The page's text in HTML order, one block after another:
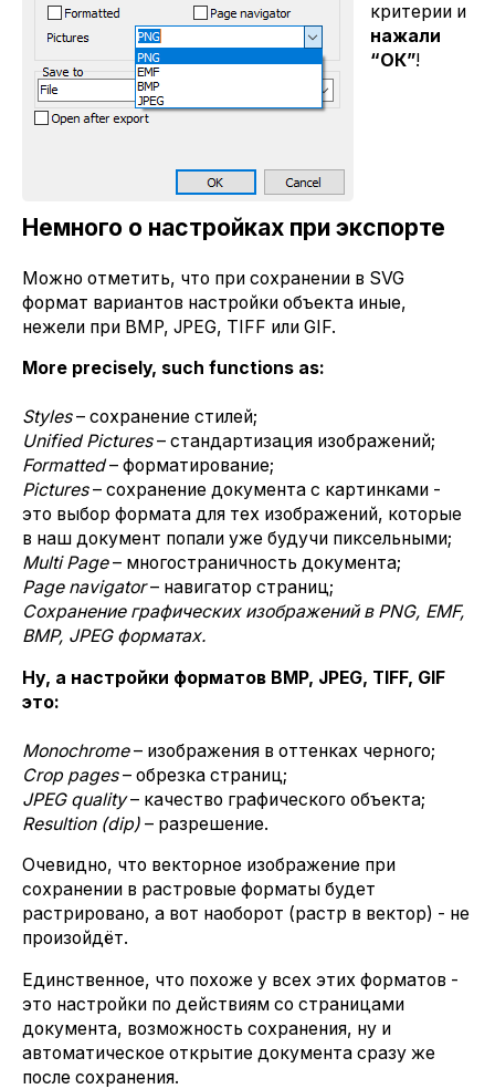
критерии и
нажали
“ОК”!
Немного о настройках при экспорте
Можно отметить, что при сохранении в SVG
формат вариантов настройки объекта иные,
нежели при BMP, JPEG, TIFF или GIF.
More precisely, such functions as:
Styles– сохранение стилей;
Unified Pictures– стандартизация изображений;
Formatted– форматирование;
Pictures– сохранение документа с картинками -
это выбор формата для тех изображений, которые
в наш документ попали уже будучи пиксельными;
Multi Page– многостраничность документа;
Page navigator– навигатор страниц;
Сохранение графических изображений в PNG, EMF,
BMP, JPEG форматах.
Ну, а настройки форматов BMP, JPEG, TIFF, GIF
это:
Monochrome– изображения в оттенках черного;
Crop pages– обрезка страниц;
JPEG quality– качество графического объекта;
Resultion (dip) – разрешение.
Очевидно, что векторное изображение при
сохранении в растровые форматы будет
растрировано, а вот наоборот (растр в вектор) - не
произойдёт.
Единственное, что похоже у всех этих форматов -
это настройки по действиям со страницами
документа, возможность сохранения, ну и
автоматическое открытие документа сразу же
после сохранения.